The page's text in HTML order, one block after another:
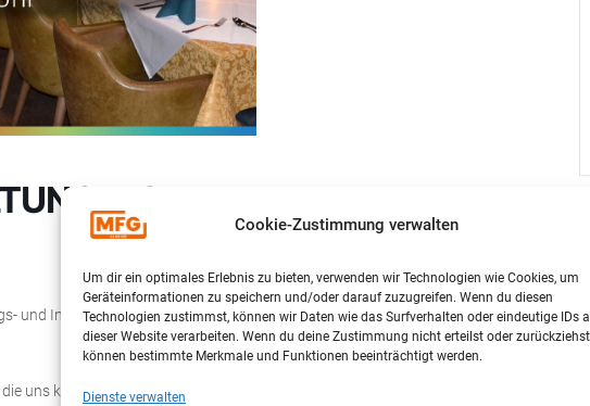
Cookie-Zustimmung verwalten
Um dir ein optimales Erlebnis zu bieten, verwenden wir Technologien wie Cookies, um
Geräteinformationen zu speichern und/oder darauf zuzugreifen. Wenn du diesen
Technologien zustimmst, können wir Daten wie das Surfverhalten oder eindeutige IDs
dieser Website verarbeiten. Wenn du deine Zustimmung nicht erteilst oder
können bestimmte Merkmale und Funktionen beeinträchtigt werden.
Dienste verwalten
MOLLN
und Informationstreffen in Molln mit unserem Landtagsabgeordneten Herrn
uns kennenlernen und den Weg mit uns gemeinsam gehen wollen.